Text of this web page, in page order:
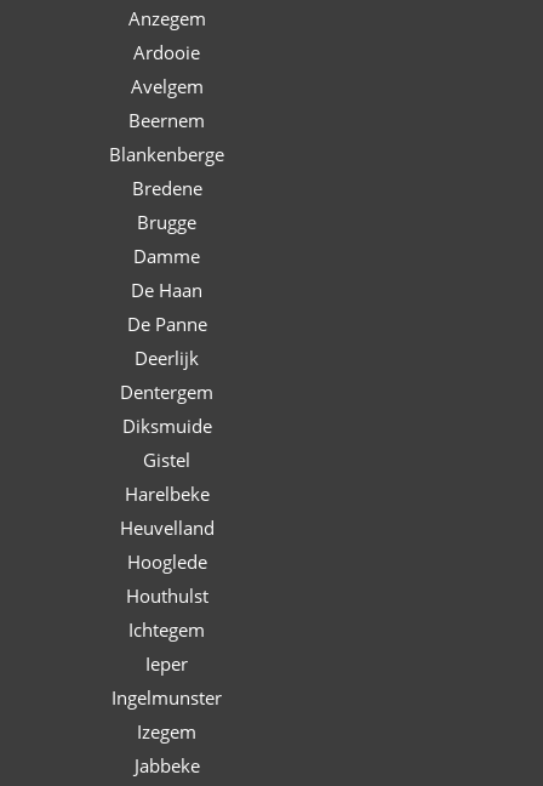
Anzegem
Ardooie
Avelgem
Beernem
Blankenberge
Bredene
Brugge
Damme
De Haan
De Panne
Deerlijk
Dentergem
Diksmuide
Gistel
Harelbeke
Heuvelland
Hooglede
Houthulst
Ichtegem
Ieper
Ingelmunster
Izegem
Jabbeke